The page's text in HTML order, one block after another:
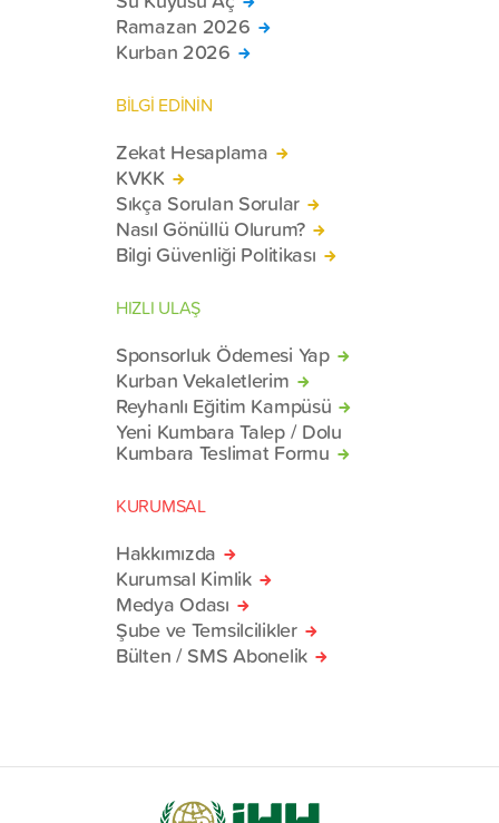
Ramazan 2026
Kurban 2026
BİLGİ EDİNİN
Zekat Hesaplama
KVKK
Sıkça Sorulan Sorular
Nasıl Gönüllü Olurum?
Bilgi Güvenliği Politikası
HIZLI ULAŞ
Sponsorluk Ödemesi Yap
Kurban Vekaletlerim
Reyhanlı Eğitim Kampüsü
Yeni Kumbara Talep / Dolu
Kumbara Teslimat Formu
KURUMSAL
Hakkımızda
Kurumsal Kimlik
Medya Odası
Şube ve Temsilcilikler
Bülten / SMS Abonelik